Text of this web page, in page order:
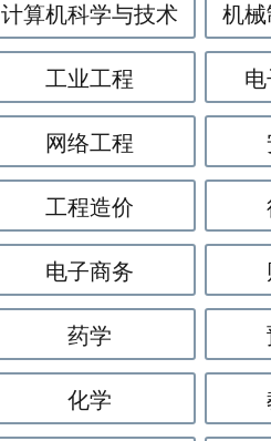
计算机科学与技术 机
工业工程
网络工程
工程造价
电子商务
药学
化学